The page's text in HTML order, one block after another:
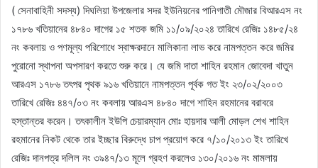
( সেনাবাহিনী সদস্য) দিঘলিয়া উপজেলার সদর ইউনিয়নের পানিগাতী মৌজার বিআরএস নং
১৭৮৬ খতিয়ানের ৪৮৪০ দাগের ১৫ শতক জমি ১১/০৯/২০২৪ তারিখে রেজিঃ ১৪৮৫/২৪
নং কবলায় ও পণমূল্য পরিশোধে স্বাক্ষরদানে মালিকানা লাভ করে নামপত্তন করে জমির
পুরোনো স্থাপনা অপসারণ করতে শুরু করে। যে জমি দাতা শাহিন রহমান জোবেদা খাতুন
আরএস ১৭৮৬ তৎপর পৃথক ৯১৬ খতিয়ানে নামপত্তন পূর্বক গত ইং ২৩/০২/২০০৩
তারিখে রেজিঃ ৪৪৭/০৩ নং কবলায় আরএস ৪৮৪০ দাগে শাহিন রহমানের বরাবরে
হস্তান্তর করেন। তৎকালীন ইউপি চেয়ারম্যান মোঃ হায়দার আলী মোড়ল শেখ শাহিন
রহমানের নিকট থেকে তার ইচ্ছার বিরুদ্ধে চাপ প্রয়োগ করে ৭/১০/২০১৩ ইং তারিখে
রেজিঃ দানপত্র দলিল নং ৩৯৪৭/১৩ মূলে গ্রহণ করলেও ১৩০/২০১৬ নং মামলায়